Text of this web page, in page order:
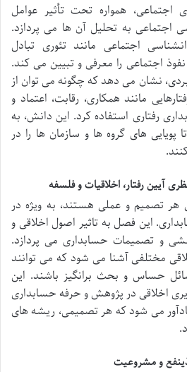
اجتماعی، همواره تحت تأثیر عوامل
اجتماعی به تحلیل آن ها می پردازد.
اجتماعی مانند تئوری تبادل
اجتماعی را معرفی و تبیین می کند.
نشان می دهد که چگونه می توان از
مانند همکاری، رقابت، اعتماد و
رفتاری استفاده کرد. این دانش، به
های گروه ها و سازمان ها را در
تصمیم و عملی هستند، به ویژه در
این فصل به تاثیر اصول اخلاقی و
و تصمیمات حسابداری می پردازد.
مختلفی آشنا می شود که می توانند
حساس و بحث برانگیز باشند. این
اخلاقی در پژوهش و حرفه حسابداری
می شود که هر تصمیمی، ریشه های